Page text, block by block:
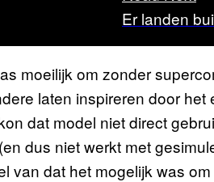
Er landen
moeilijk om zonder
laten inspireren door
dat model niet direct
dus niet werkt met
van dat het mogelijk was